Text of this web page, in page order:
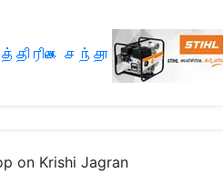
சந்தா
on Krishi Jagran